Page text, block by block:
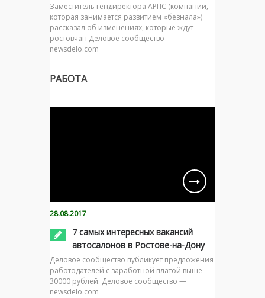
Заместитель гендиректора АРПС (компании,
которая занимается развитием «безнала»)
рассказал об изменениях, которые ждут
ростовчан Деловое сообщество —
newsdelo.com
РАБОТА
28.08.2017
7 самых интересных вакансий
автосалонов в Ростове-на-Дону
Деловое сообщество публикует предложения
работодателей с заработной платой выше
30000 рублей. Деловое сообщество —
newsdelo.com